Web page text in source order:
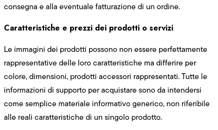
consegna e alla eventuale fatturazione di un ordine.
Caratteristiche e prezzi dei prodotti o servizi
Le immagini dei prodotti possono non essere perfettamente
rappresentative delle loro caratteristiche ma differire per
colore, dimensioni, prodotti accessori rappresentati. Tutte le
informazioni di supporto per acquistare sono da intendersi
come semplice materiale informativo generico, non riferibile
alle reali caratteristiche di un singolo prodotto.